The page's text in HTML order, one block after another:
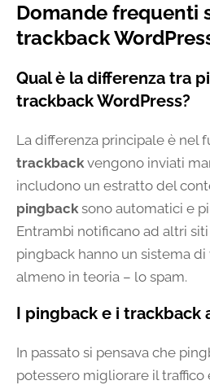
Domande frequenti
trackback
Qual è la differenza tra
trackback WordPress?
La differenza principale è nel
trackbackvengono inviati
includono un estratto del
pingbacksono automatici e
Entrambi notificano ad altri
pingback hanno un sistema
almeno in teoria – lo spam.
I pingback e i trackback
In passato si pensava che
potessero migliorare il traffico